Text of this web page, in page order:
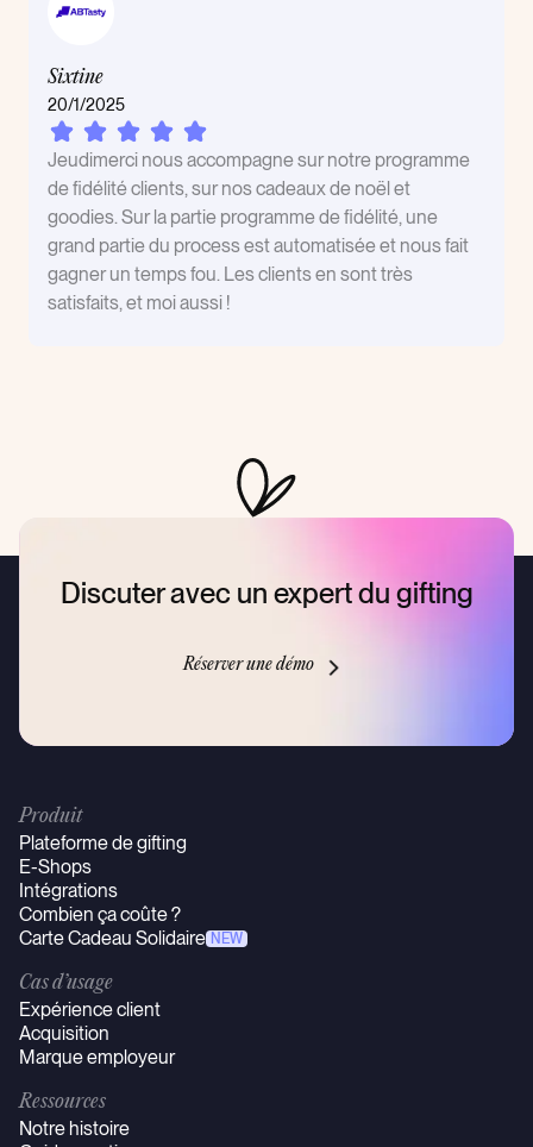
Sixtine
20/1/2025
Jeudimerci nous accompagne sur notre programme
de fidélité clients, sur nos cadeaux de noël et
goodies. Sur la partie programme de fidélité, une
grand partie du process est automatisée et nous fait
gagner un temps fou. Les clients en sont très
satisfaits, et moi aussi !
Discuter avec un expert du gifting
Réserver une démo
Produit
Plateforme de gifting
E-Shops
Intégrations
Combien ça coûte ?
Carte Cadeau Solidaire NEW
Cas d’usage
Expérience client
Acquisition
Marque employeur
Ressources
Notre histoire